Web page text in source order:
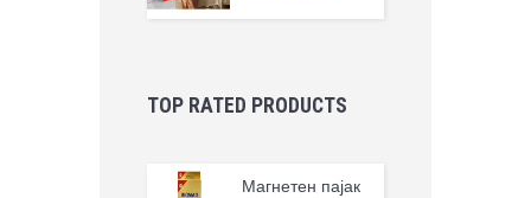
TOP RATED PRODUCTS
Магнетен пајак